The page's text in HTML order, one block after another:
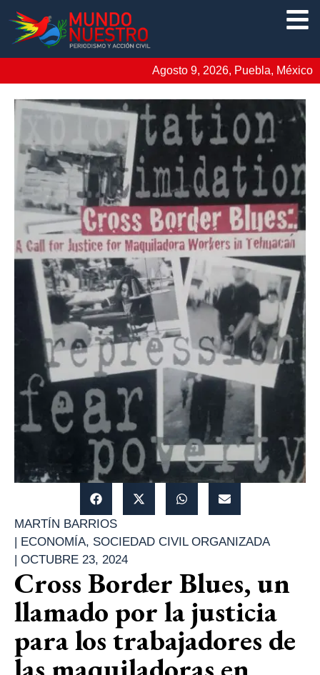
Agosto 9, 2026, Puebla, México
MARTÍN BARRIOS
ECONOMÍA, SOCIEDAD CIVIL ORGANIZADA
OCTUBRE 23, 2024
Cross Border Blues, un
llamado por la justicia
para los trabajadores de